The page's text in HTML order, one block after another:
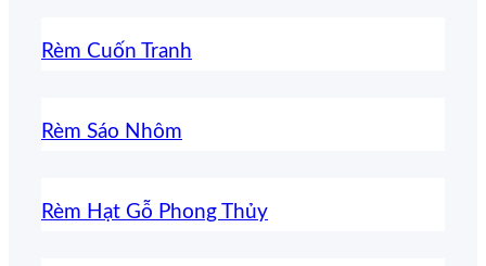
Rèm Cuốn Tranh
Rèm Sáo Nhôm
Rèm Hạt Gỗ Phong Thủy